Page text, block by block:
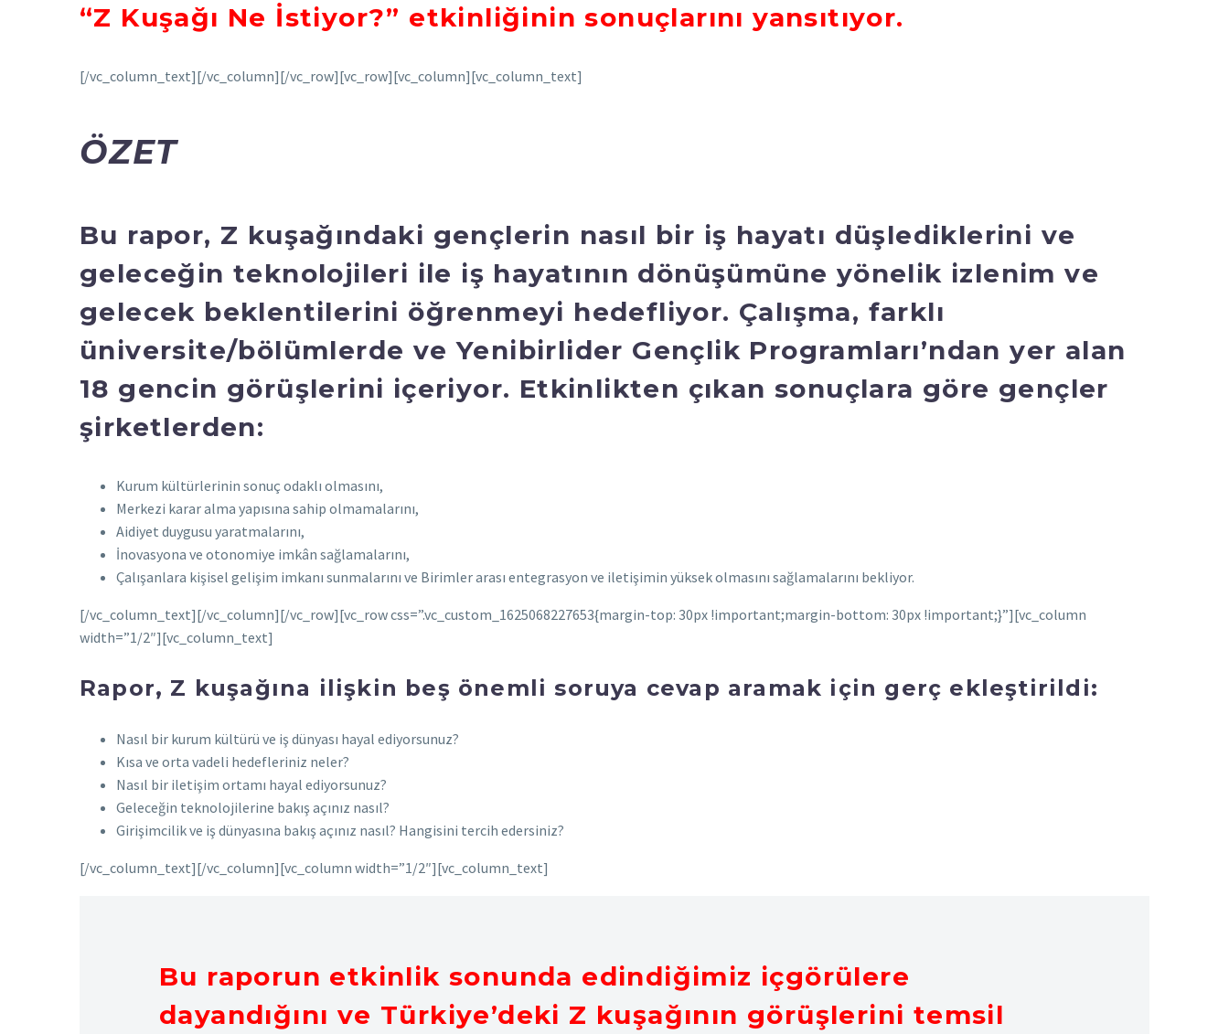
“Z Kuşağı Ne İstiyor?” etkinliğinin sonuçlarını yansıtıyor.
[/vc_column_text][/vc_column][/vc_row][vc_row][vc_column][vc_column_text]
ÖZET
Bu rapor, Z kuşağındaki gençlerin nasıl bir iş hayatı düşlediklerini ve
geleceğin teknolojileri ile iş hayatının dönüşümüne yönelik izlenim ve
gelecek beklentilerini öğrenmeyi hedefliyor. Çalışma, farklı
üniversite/bölümlerde ve Yenibirlider Gençlik Programları’ndan yer alan
18 gencin görüşlerini içeriyor. Etkinlikten çıkan sonuçlara göre gençler
şirketlerden:
Kurum kültürlerinin sonuç odaklı olmasını,
Merkezi karar alma yapısına sahip olmamalarını,
Aidiyet duygusu yaratmalarını,
İnovasyona ve otonomiye imkân sağlamalarını,
Çalışanlara kişisel gelişim imkanı sunmalarını ve Birimler arası entegrasyon ve iletişimin yüksek olmasını sağlamalarını bekliyor.
[/vc_column_text][/vc_column][/vc_row][vc_row css=”.vc_custom_1625068227653{margin-top: 30px !important;margin-bottom: 30px !important;}”][vc_column
width=”1/2″][vc_column_text]
Rapor, Z kuşağına ilişkin beş önemli soruya cevap aramak için gerç ekleştirildi:
Nasıl bir kurum kültürü ve iş dünyası hayal ediyorsunuz?
Kısa ve orta vadeli hedefleriniz neler?
Nasıl bir iletişim ortamı hayal ediyorsunuz?
Geleceğin teknolojilerine bakış açınız nasıl?
Girişimcilik ve iş dünyasına bakış açınız nasıl? Hangisini tercih edersiniz?
[/vc_column_text][/vc_column][vc_column width=”1/2″][vc_column_text]
Bu raporun etkinlik sonunda edindiğimiz içgörülere
dayandığını ve Türkiye’deki Z kuşağının görüşlerini temsil